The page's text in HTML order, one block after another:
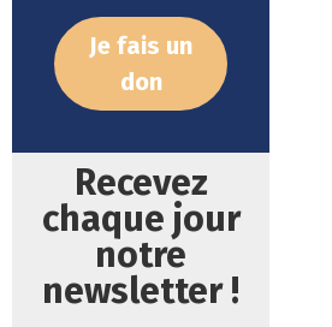
Je fais un
don
Recevez
chaque jour
notre
newsletter !